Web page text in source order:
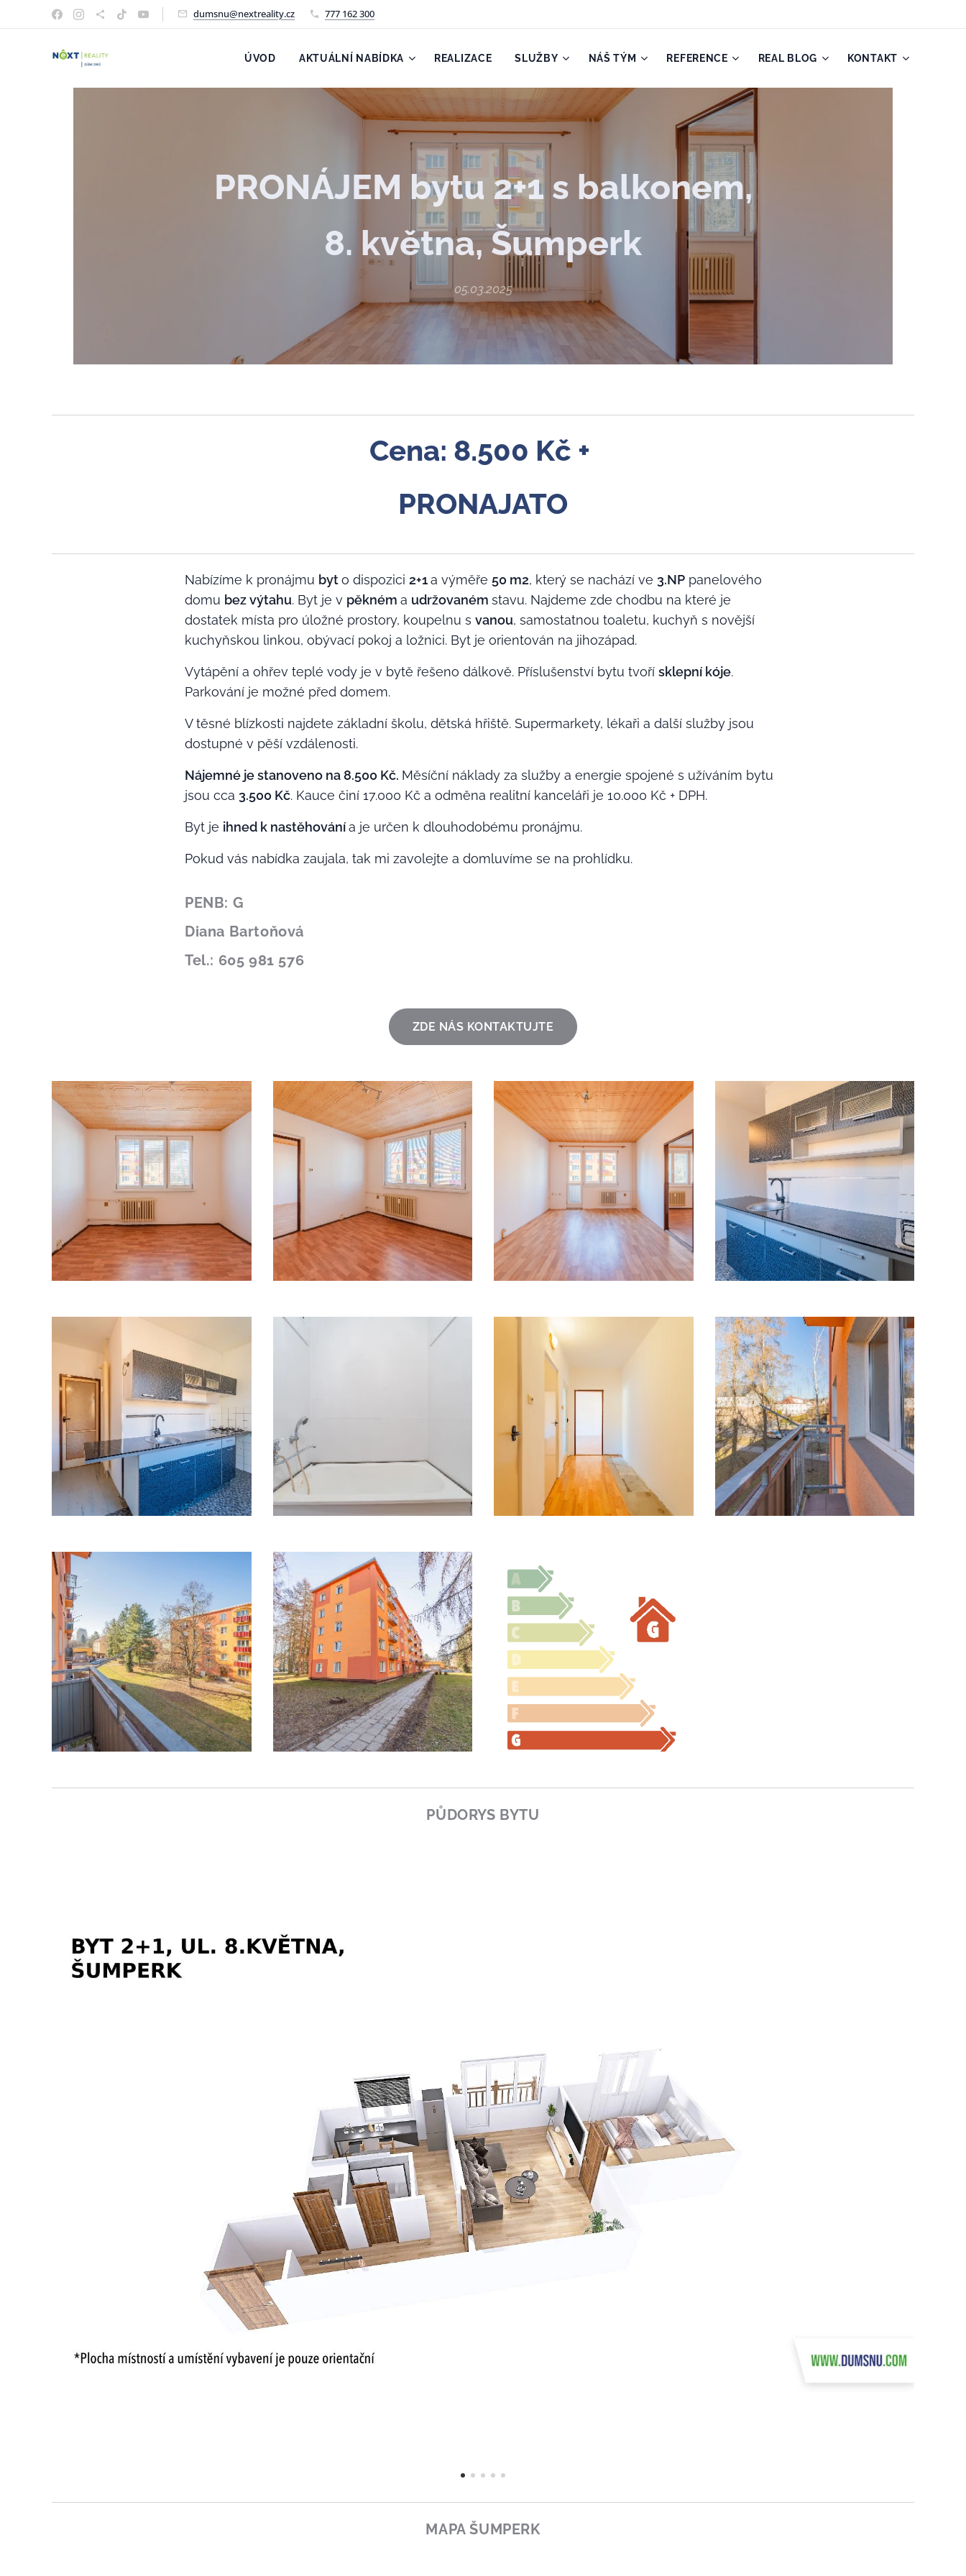
dumsnu@nextreality.cz 777 162 300
ÚVOD AKTUÁLNÍ NABÍDKA REALIZACE SLUŽBY NÁŠ TÝM REFERENCE REAL BLOG KONTAKT
PRONÁJEM bytu 2+1 s balkonem,
8. května, Šumperk
05.03.2025
Cena: 8.500 Kč +
PRONAJATO
Nabízíme k pronájmu byto dispozici 2+1a výměře 50 m2, který se nachází ve 3.NP panelového
domu bez výtahu. Byt je v pěkném a udržovaném stavu. Najdeme zde chodbu na které je
dostatek místa pro úložné prostory, koupelnu s vanou, samostatnou toaletu, kuchyň s novější
kuchyňskou linkou, obývací pokoj a ložnici. Byt je orientován na jihozápad.
Vytápění a ohřev teplé vody je v bytě řešeno dálkově. Příslušenství bytu tvoří sklepní kóje.
Parkování je možné před domem.
V těsné blízkosti najdete základní školu, dětská hřiště. Supermarkety, lékaři a další služby jsou
dostupné v pěší vzdálenosti.
Nájemné je stanoveno na 8.500 Kč. Měsíční náklady za služby a energie spojené s užíváním bytu
jsou cca 3.500 Kč. Kauce činí 17.000 Kč a odměna realitní kanceláři je 10.000 Kč + DPH.
Byt je ihned k nastěhovánía je určen k dlouhodobému pronájmu.
Pokud vás nabídka zaujala, tak mi zavolejte a domluvíme se na prohlídku.
PENB: G
Diana Bartoňová
Tel.: 605 981 576
ZDE NÁS KONTAKTUJTE
PŮDORYS BYTU
MAPA ŠUMPERK